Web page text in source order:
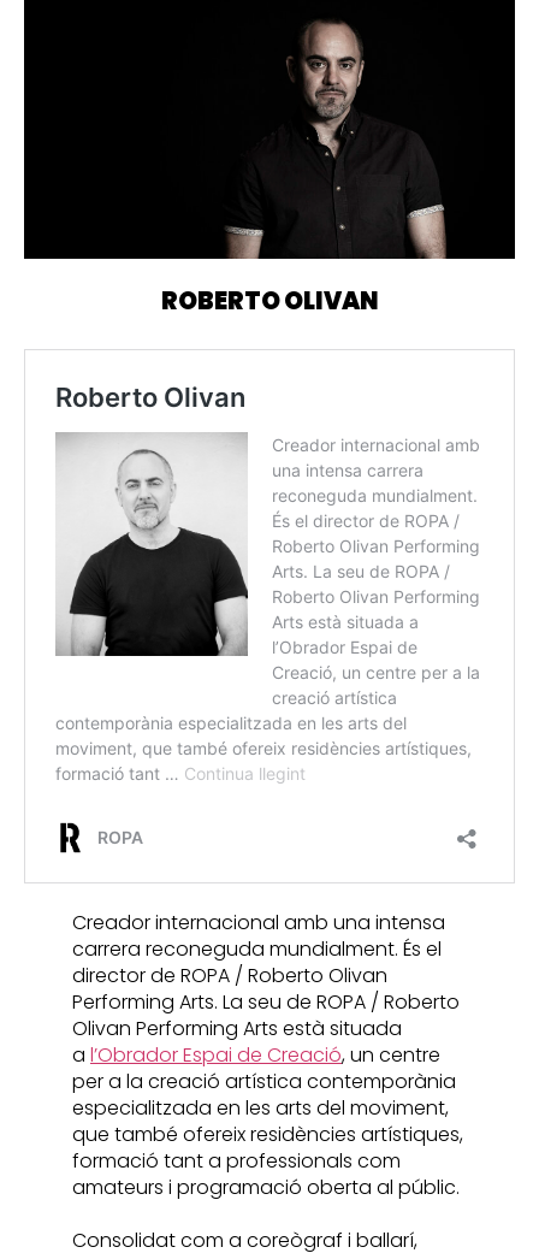
ROBERTO OLIVAN
Creador internacional amb una intensa
carrera reconeguda mundialment. És el
director de ROPA / Roberto Olivan
Performing Arts. La seu de ROPA / Roberto
Olivan Performing Arts està situada
a l’Obrador Espai de Creació, un centre
per a la creació artística contemporània
especialitzada en les arts del moviment,
que també ofereix residències artístiques,
formació tant a professionals com
amateurs i programació oberta al públic.
Consolidat com a coreògraf i ballarí,